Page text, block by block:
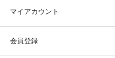
マイアカウント
会員登録